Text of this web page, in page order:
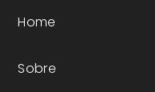
Home
Sobre